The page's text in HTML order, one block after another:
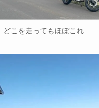
どこを走ってもほぼこれ